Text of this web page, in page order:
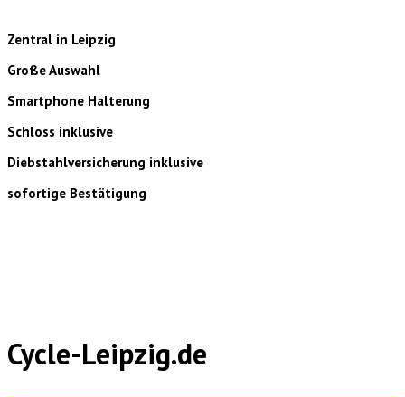
Zentral in Leipzig
Große Auswahl
Smartphone Halterung
Schloss inklusive
Diebstahlversicherung inklusive
sofortige Bestätigung
Cycle-Leipzig.de